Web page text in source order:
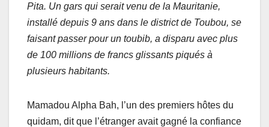
Pita. Un gars qui serait venu de la Mauritanie,
installé depuis 9 ans dans le district de Toubou, se
faisant passer pour un toubib, a disparu avec plus
de 100 millions de francs glissants piqués à
plusieurs habitants.
Mamadou Alpha Bah, l’un des premiers hôtes du
quidam, dit que l’étranger avait gagné la confiance